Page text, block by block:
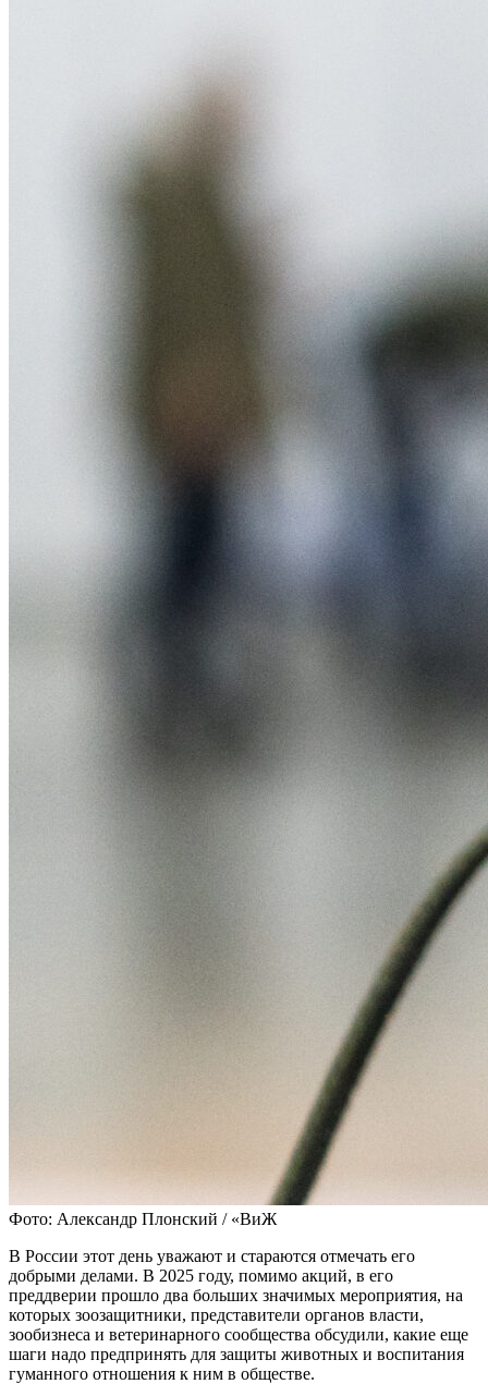
Фото: Александр Плонский / «ВиЖ
В России этот день уважают и стараются отмечать его
добрыми делами. В 2025 году, помимо акций, в его
преддверии прошло два больших значимых мероприятия, на
которых зоозащитники, представители органов власти,
зообизнеса и ветеринарного сообщества обсудили, какие еще
шаги надо предпринять для защиты животных и воспитания
гуманного отношения к ним в обществе.